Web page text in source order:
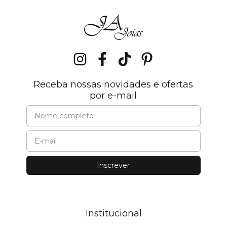
Receba nossas novidades e ofertas
por e-mail
Institucional